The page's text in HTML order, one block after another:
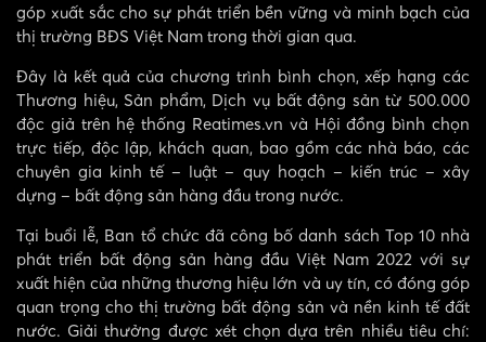
góp xuất sắc cho sự phát triển bền vững và minh bạch của
thị trường BĐS Việt Nam trong thời gian qua.
Đây là kết quả của chương trình bình chọn, xếp hạng các
Thương hiệu, Sản phẩm, Dịch vụ bất động sản từ 500.000
độc giả trên hệ thống Reatimes.vn và Hội đồng bình chọn
trực tiếp, độc lập, khách quan, bao gồm các nhà báo, các
chuyên gia kinh tế – luật – quy hoạch – kiến trúc – xây
dựng – bất động sản hàng đầu trong nước.
Tại buổi lễ, Ban tổ chức đã công bố danh sách Top 10 nhà
phát triển bất động sản hàng đầu Việt Nam 2022 với sự
xuất hiện của những thương hiệu lớn và uy tín, có đóng góp
quan trọng cho thị trường bất động sản và nền kinh tế đất
nước. Giải thưởng được xét chọn dựa trên nhiều tiêu chí: